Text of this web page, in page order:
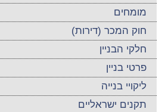
מומחים
חוק המכר (דירות)
חלקי הבניין
פרטי בניין
ליקויי בנייה
תקנים ישראליים